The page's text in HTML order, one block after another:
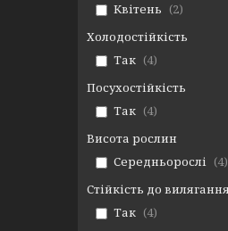
Квітень
2
Холодостійкість
Так
4
Посухостійкість
Так
4
Висота рослин
Середньорослі
4
Стійкість до вилягання
Так
4